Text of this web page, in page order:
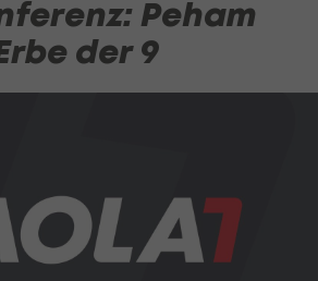
Peham
der 9